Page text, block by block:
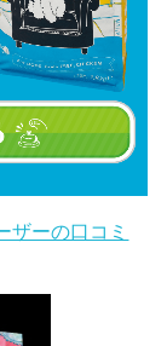
ザーの口コミ